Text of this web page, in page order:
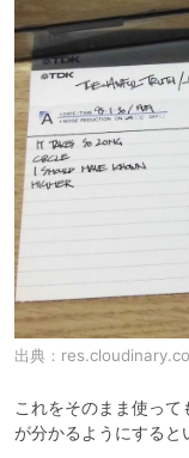
出典：
これをそのまま使って
が分かるようにすると